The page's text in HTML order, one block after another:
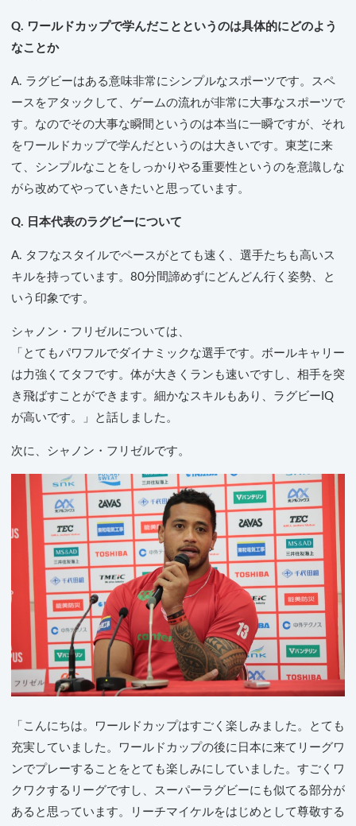
Q. ワールドカップで学んだことというのは具体的にどのよう
なことか
A. ラグビーはある意味非常にシンプルなスポーツです。スペ
ースをアタックして、ゲームの流れが非常に大事なスポーツで
す。なのでその大事な瞬間というのは本当に一瞬ですが、それ
をワールドカップで学んだというのは大きいです。東芝に来
て、シンプルなことをしっかりやる重要性というのを意識しな
がら改めてやっていきたいと思っています。
Q. 日本代表のラグビーについて
A. タフなスタイルでペースがとても速く、選手たちも高いス
キルを持っています。80分間諦めずにどんどん行く姿勢、と
いう印象です。
シャノン・フリゼルについては、
「とてもパワフルでダイナミックな選手です。ボールキャリー
は力強くてタフです。体が大きくランも速いですし、相手を突
き飛ばすことができます。細かなスキルもあり、ラグビーIQ
が高いです。」と話しました。
次に、シャノン・フリゼルです。
「こんにちは。ワールドカップはすごく楽しみました。とても
充実していました。ワールドカップの後に日本に来てリーグワ
ンでプレーすることをとても楽しみにしていました。すごくワ
クワクするリーグですし、スーパーラグビーにも似てる部分が
あると思っています。リーチマイケルをはじめとして尊敬する